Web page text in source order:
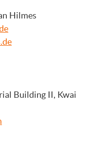
Hilmes
Building II, Kwai